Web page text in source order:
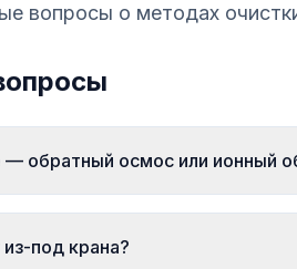
вопросы о методах
обратный осмос или ионный
под крана?